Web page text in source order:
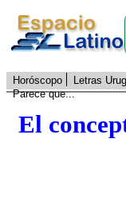
Horóscopo Letras
Parece que...
El